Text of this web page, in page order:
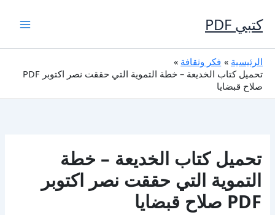
إلى
المحتوى
كتبي PDF
الرئيسية
فكر وثقافة
تحميل كتاب الخديعة – خطة التموية التي حققت نصر اكتوبر PDF
صلاح قبضايا
تحميل كتاب الخديعة – خطة
التموية التي حققت نصر اكتوبر
PDF صلاح قبضايا